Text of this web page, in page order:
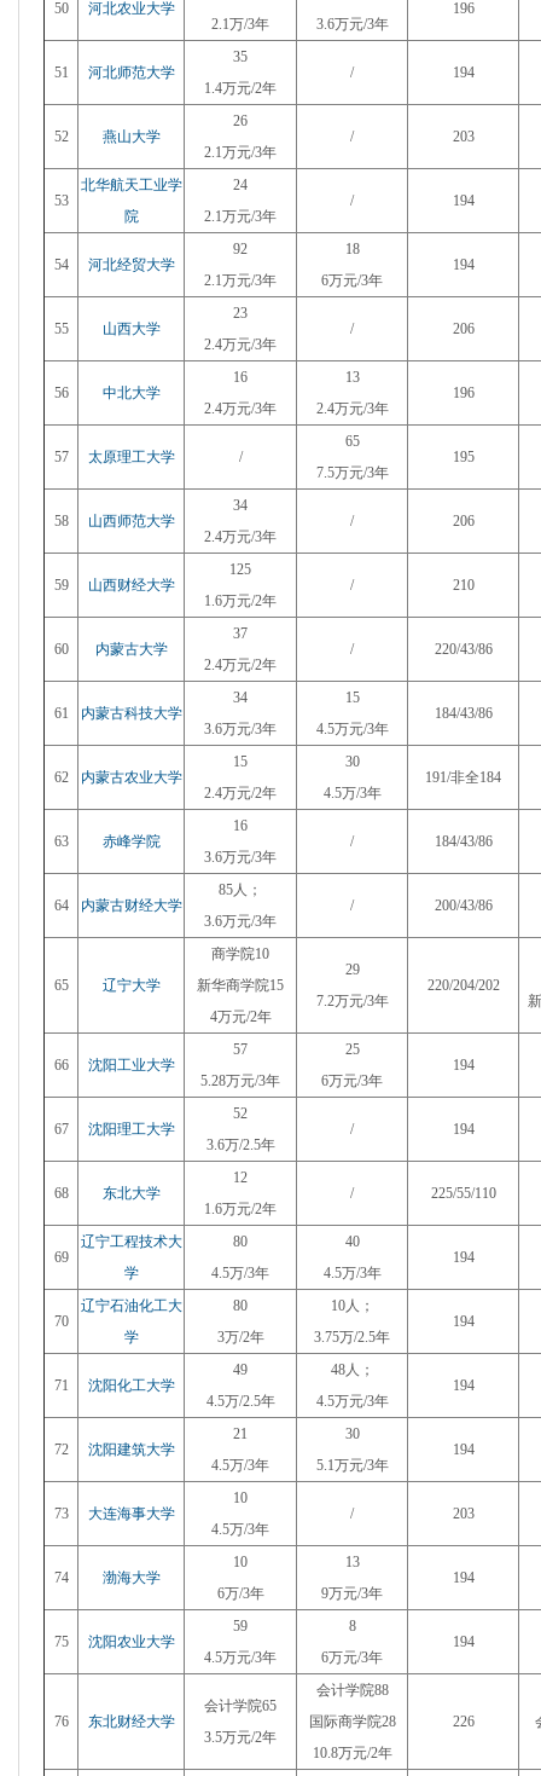
50 河北农业大学
2.1万/3年
3.6万元/3年
196
51 河北师范大学
35
1.4万元/2年
/ 194
52 燕山大学
26
2.1万元/3年
/ 203
53
北华航天工业学
院
24
2.1万元/3年
/ 194
54 河北经贸大学
92
2.1万元/3年
18
6万元/3年
194
55 山西大学
23
2.4万元/3年
/ 206
56 中北大学
16
2.4万元/3年
13
2.4万元/3年
196
57 太原理工大学 /
65
7.5万元/3年
195
58 山西师范大学
34
2.4万元/3年
/ 206
59 山西财经大学
125
1.6万元/2年
/ 210
60 内蒙古大学
37
2.4万元/2年
/ 220/43/86
61 内蒙古科技大学
34
3.6万元/3年
15
4.5万元/3年
184/43/86
62 内蒙古农业大学
15
2.4万元/2年
30
4.5万/3年
191/非全184
63 赤峰学院
16
3.6万元/3年
/ 184/43/86
64 内蒙古财经大学
85人；
3.6万元/3年
/ 200/43/86
65 辽宁大学
商学院10
新华商学院15
4万元/2年
29
7.2万元/3年
220/204/202
66 沈阳工业大学
57
5.28万元/3年
25
6万元/3年
194
67 沈阳理工大学
52
3.6万/2.5年
/ 194
68 东北大学
12
1.6万元/2年
/ 225/55/110
69
辽宁工程技术大
学
80
4.5万/3年
40
4.5万/3年
194
70
辽宁石油化工大
学
80
3万/2年
10人；
3.75万/2.5年
194
71 沈阳化工大学
49
4.5万/2.5年
48人；
4.5万元/3年
194
72 沈阳建筑大学
21
4.5万/3年
30
5.1万元/3年
194
73 大连海事大学
10
4.5万/3年
/ 203
74 渤海大学
10
6万/3年
13
9万元/3年
194
75 沈阳农业大学
59
4.5万元/3年
8
6万元/3年
194
76 东北财经大学
会计学院65
3.5万元/2年
会计学院88
国际商学院28
10.8万元/2年
226